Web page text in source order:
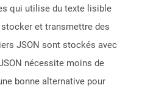
qui utilise du texte lisible
et transmettre des
JSON sont stockés avec
nécessite moins de
bonne alternative pour